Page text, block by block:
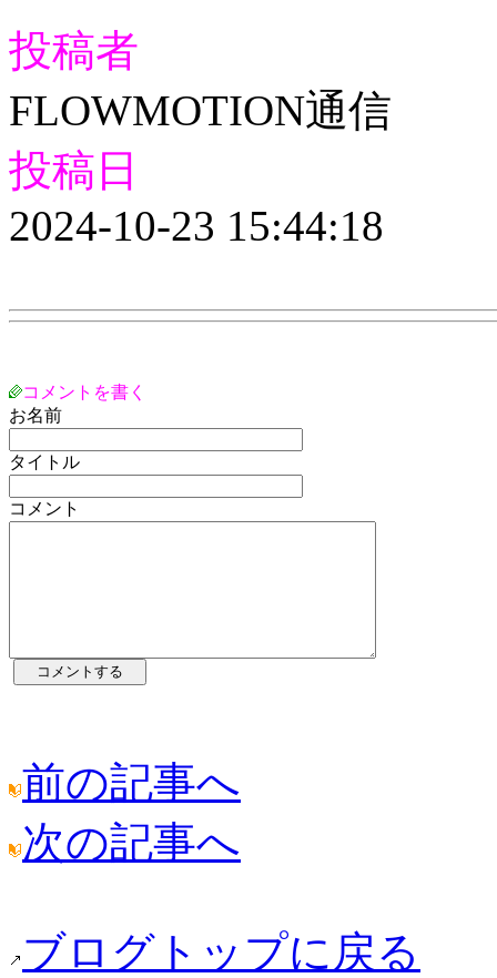
投稿者
FLOWMOTION通信
投稿日
2024-10-23 15:44:18
コメントを書く
お名前
タイトル
コメント
前の記事へ
次の記事へ
ブログトップに戻る